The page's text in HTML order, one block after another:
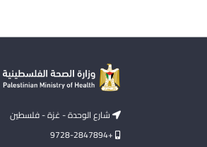
شارع الوحدة - غزة - فلسطين
+9728-2847894